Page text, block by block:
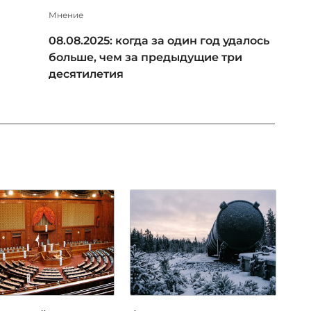
Мнение
08.08.2025: когда за один год удалось
больше, чем за предыдущие три
десятилетия